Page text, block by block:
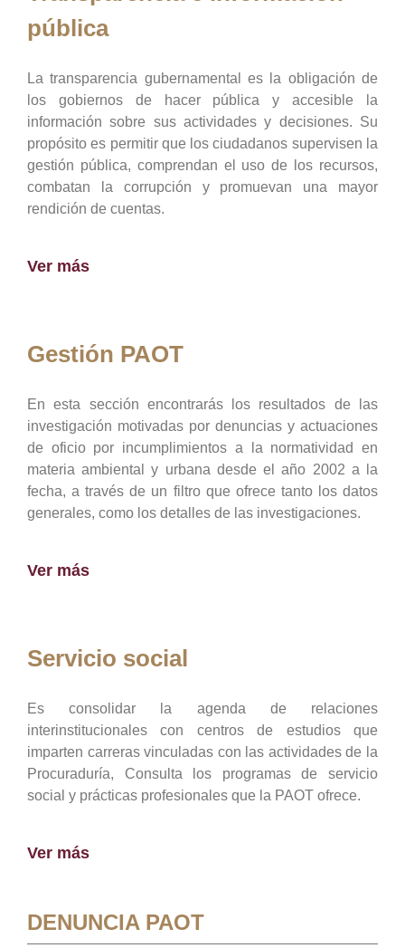
pública
La transparencia gubernamental es la obligación de
los gobiernos de hacer pública y accesible la
información sobre sus actividades y decisiones. Su
propósito es permitir que los ciudadanos supervisen la
gestión pública, comprendan el uso de los recursos,
combatan la corrupción y promuevan una mayor
rendición de cuentas.
Ver más
Gestión PAOT
En esta sección encontrarás los resultados de las
investigación motivadas por denuncias y actuaciones
de oficio por incumplimientos a la normatividad en
materia ambiental y urbana desde el año 2002 a la
fecha, a través de un filtro que ofrece tanto los datos
generales, como los detalles de las investigaciones.
Ver más
Servicio social
Es consolidar la agenda de relaciones
interinstitucionales con centros de estudios que
imparten carreras vinculadas con las actividades de la
Procuraduría, Consulta los programas de servicio
social y prácticas profesionales que la PAOT ofrece.
Ver más
DENUNCIA PAOT